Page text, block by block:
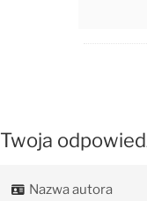
Twoja
Nazwa autora